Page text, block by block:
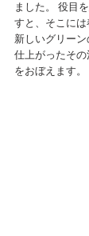
ました。 役目
すと、そこに
新しいグリー
仕上がったそ
をおぼえます。